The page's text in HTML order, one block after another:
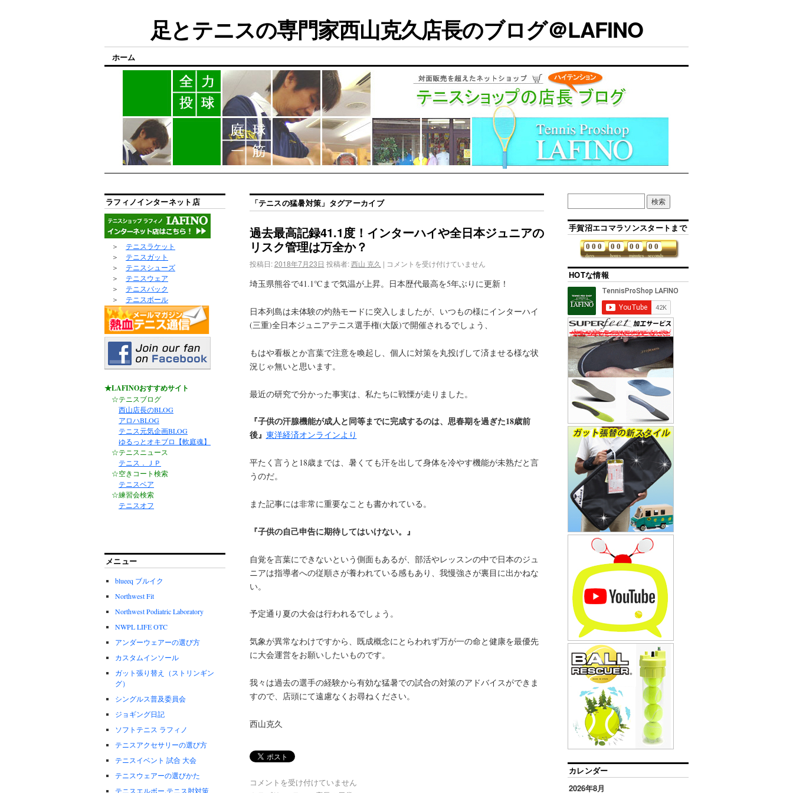
足とテニスの専門家西山克久店長のブログ＠LAFINO
ホーム
「テニスの猛暑対策 」タグアーカイブ
過去最高記録41.1度！インターハイや全日本ジュニアの
リスク管理は万全か？
投稿日: 2018年7月23日 投稿者: 西山 克久 | コメントを受け付けていません
埼玉県熊谷で41.1℃まで気温が上昇。日本歴代最高を5年ぶりに更新！
日本列島は未体験の灼熱モードに突入しましたが、いつもの様にインターハイ
(三重)全日本ジュニアテニス選手権(大阪)で開催されるでしょう、
もはや看板とか言葉で注意を喚起し、個人に対策を丸投げして済ませる様な状
況じゃ無いと思います。
最近の研究で分かった事実は、私たちに戦慄が走りました。
『子供の汗腺機能が成人と同等までに完成するのは、思春期を過ぎた18歳前
後』 東洋経済オンラインより
平たく言うと18歳までは、暑くても汗を出して身体を冷やす機能が未熟だと言
うのだ。
また記事には非常に重要なことも書かれている。
『子供の自己申告に期待してはいけない。』
自覚を言葉にできないという側面もあるが、部活やレッスンの中で日本のジュ
ニアは指導者への従順さが養われている感もあり、我慢強さが裏目に出かねな
い。
予定通り夏の大会は行われるでしょう。
気象が異常なわけですから、既成概念にとらわれず万が一の命と健康を最優先
に大会運営をお願いしたいものです。
我々は過去の選手の経験から有効な猛暑での試合の対策のアドバイスができま
すので、店頭にて遠慮なくお尋ねください。
西山克久
コメントを受け付けていません
ラフィノインターネット店
＞ テニスラケット
＞ テニスガット
＞ テニスシューズ
＞ テニスウェア
＞ テニスバック
＞ テニスボール
★LAFINOおすすめサイト
☆テニスブログ
西山店長のBLOG
アロハBLOG
テニス元気企画BLOG
ゆるっとオキブロ【軟庭魂】
☆テニスニュース
テニス．ＪＰ
☆空きコート検索
テニスベア
☆練習会検索
テニスオフ
メニュー
blueeq ブルイク
Northwest Fit
Northwest Podiatric Laboratory
NWPL LIFE OTC
アンダーウェアーの選び方
カスタムインソール
ガット張り替え（ストリンギン
グ）
シングルス普及委員会
ジョギング日記
ソフトテニス ラフィノ
テニスアクセサリーの選び方
テニスイベント 試合 大会
テニスウェアーの選びかた
テニスエルボー.テニス肘対策
手賀沼エコマラソンスタートまで
days
0 0 0
hours
0 0
minutes
0 0
seconds
0 0
HOTな情報
カレンダー
2026年8月